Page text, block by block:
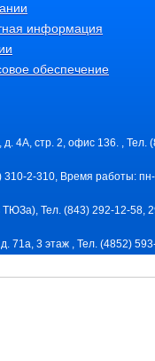
информация
обеспечение
4А, стр. 2, офис 136. ,
2-310, Время работы:
Тел. (843) 292-12-
71a, 3 этаж , Тел. (4852)